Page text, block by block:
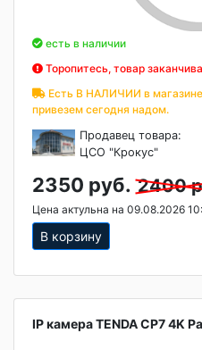
есть в наличии
Торопитесь, товар
Есть В НАЛИЧИИ в
привезем сегодня надом.
Продавец товара:
ЦСО "Крокус"
2350 руб. 2400
Цена актульна на 09.08.2026
В корзину
IP камера TENDA CP7 4K